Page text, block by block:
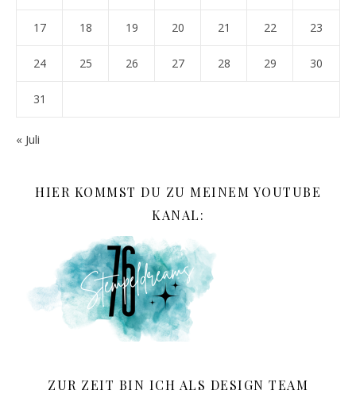
17 18 19 20 21 22 23
24 25 26 27 28 29 30
31
« Juli
HIER KOMMST DU ZU MEINEM YOUTUBE
KANAL:
ZUR ZEIT BIN ICH ALS DESIGN TEAM